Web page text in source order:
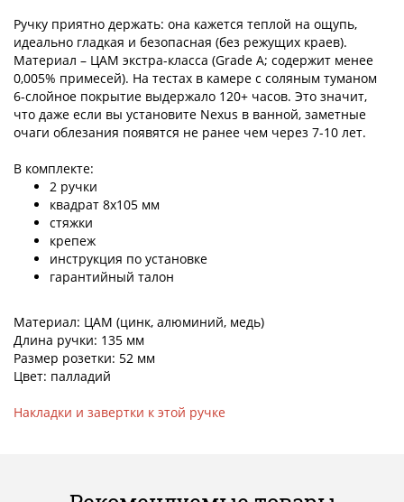
Ручку приятно держать: она кажется теплой на ощупь,
идеально гладкая и безопасная (без режущих краев).
Материал – ЦАМ экстра-класса (Grade A; содержит менее
0,005% примесей). На тестах в камере с соляным туманом
6-слойное покрытие выдержало 120+ часов. Это значит,
что даже если вы установите Nexus в ванной, заметные
очаги облезания появятся не ранее чем через 7-10 лет.
В комплекте:
2 ручки
квадрат 8х105 мм
стяжки
крепеж
инструкция по установке
гарантийный талон
Материал: ЦАМ (цинк, алюминий, медь)
Длина ручки: 135 мм
Размер розетки: 52 мм
Цвет: палладий
Накладки и завертки к этой ручке